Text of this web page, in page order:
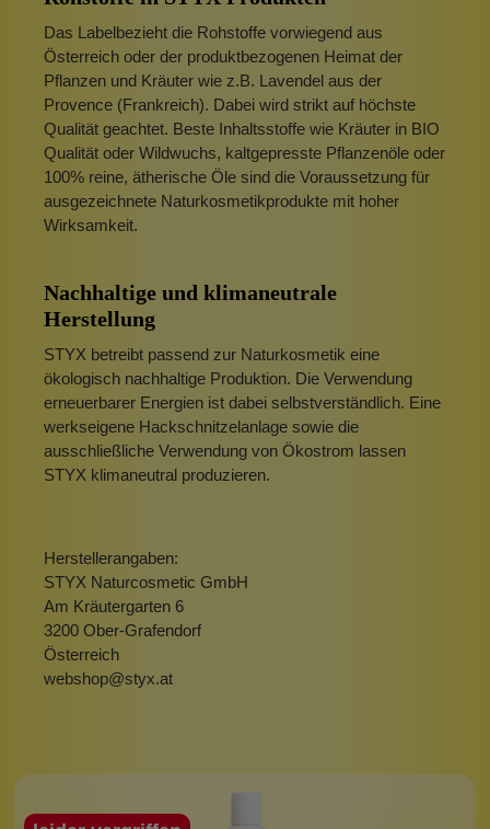
Das Labelbezieht die Rohstoffe vorwiegend aus
Österreich oder der produktbezogenen Heimat der
Pflanzen und Kräuter wie z.B. Lavendel aus der
Provence (Frankreich). Dabei wird strikt auf höchste
Qualität geachtet. Beste Inhaltsstoffe wie Kräuter in BIO
Qualität oder Wildwuchs, kaltgepresste Pflanzenöle oder
100% reine, ätherische Öle sind die Voraussetzung für
ausgezeichnete Naturkosmetikprodukte mit hoher
Wirksamkeit.
Nachhaltige und klimaneutrale
Herstellung
STYX betreibt passend zur Naturkosmetik eine
ökologisch nachhaltige Produktion. Die Verwendung
erneuerbarer Energien ist dabei selbstverständlich. Eine
werkseigene Hackschnitzelanlage sowie die
ausschließliche Verwendung von Ökostrom lassen
STYX klimaneutral produzieren.
Herstellerangaben:
STYX Naturcosmetic GmbH
Am Kräutergarten 6
3200 Ober-Grafendorf
Österreich
webshop@styx.at